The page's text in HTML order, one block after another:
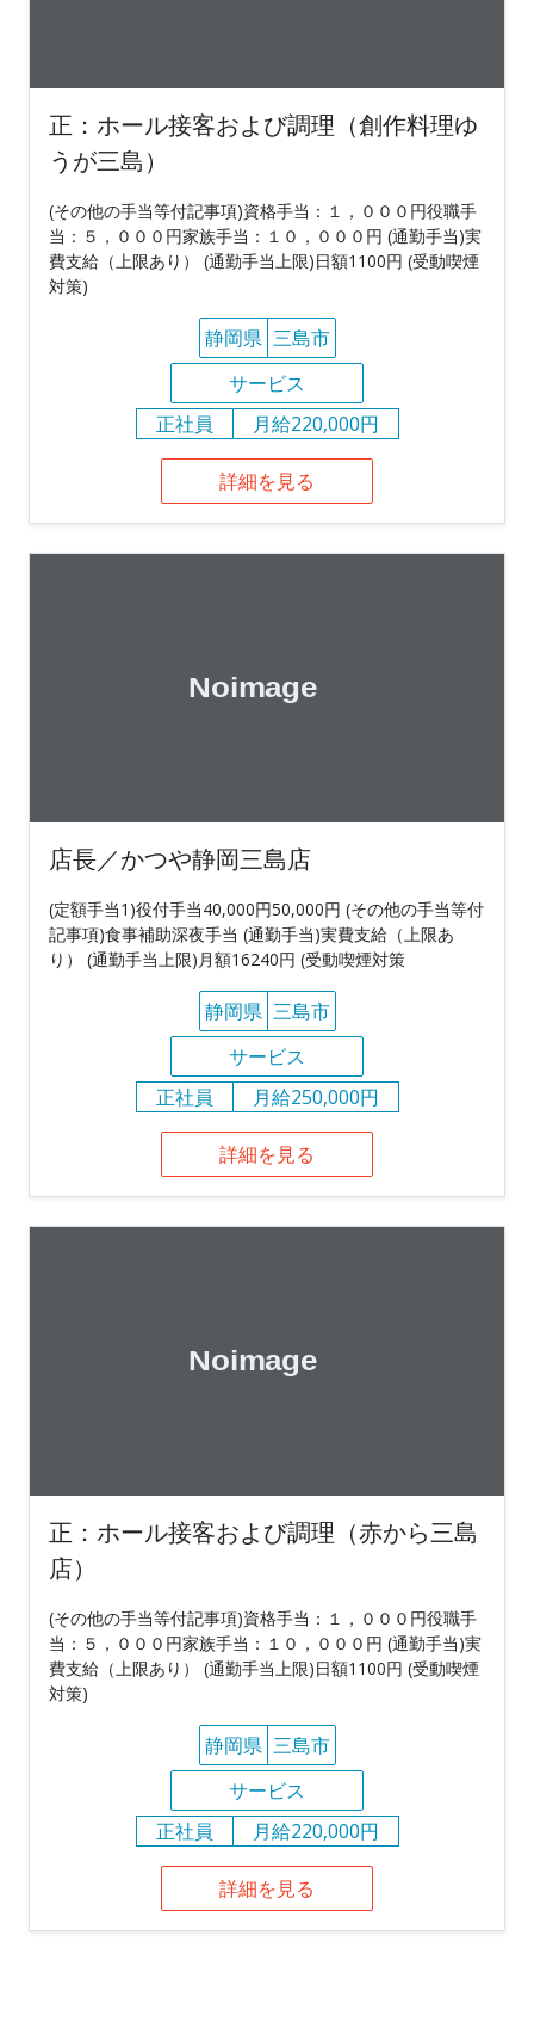
正：ホール接客および調理（創作料理ゆ
うが三島）
(その他の手当等付記事項)資格手当：１，０００円役職手
当：５，０００円家族手当：１０，０００円 (通勤手当)実
費支給（上限あり） (通勤手当上限)日額1100円 (受動喫煙
対策)
静岡県 三島市
サービス
正社員
月給220,000円
詳細を見る
店長／かつや静岡三島店
(定額手当1)役付手当40,000円50,000円 (その他の手当等付
記事項)食事補助深夜手当 (通勤手当)実費支給（上限あ
り） (通勤手当上限)月額16240円 (受動喫煙対策
静岡県 三島市
サービス
正社員
月給250,000円
詳細を見る
正：ホール接客および調理（赤から三島
店）
(その他の手当等付記事項)資格手当：１，０００円役職手
当：５，０００円家族手当：１０，０００円 (通勤手当)実
費支給（上限あり） (通勤手当上限)日額1100円 (受動喫煙
対策)
静岡県 三島市
サービス
正社員
月給220,000円
詳細を見る